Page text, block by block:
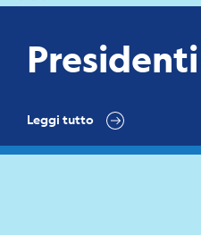
Presidenti
Leggi tutto